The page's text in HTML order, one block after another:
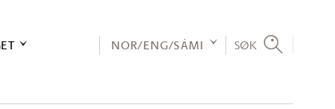
NOR/ENG/SÁMI SØK